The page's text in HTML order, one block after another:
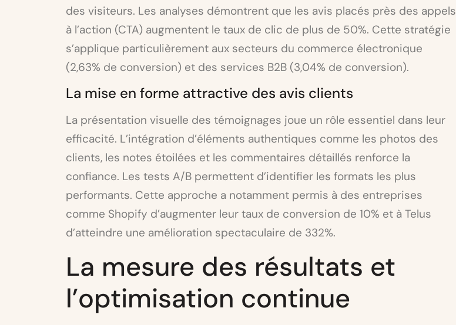
des visiteurs. Les analyses démontrent que les avis placés près des appels
à l’action (CTA) augmentent le taux de clic de plus de 50%. Cette stratégie
s’applique particulièrement aux secteurs du commerce électronique
(2,63% de conversion) et des services B2B (3,04% de conversion).
La mise en forme attractive des avis clients
La présentation visuelle des témoignages joue un rôle essentiel dans leur
efficacité. L’intégration d’éléments authentiques comme les photos des
clients, les notes étoilées et les commentaires détaillés renforce la
confiance. Les tests A/B permettent d’identifier les formats les plus
performants. Cette approche a notamment permis à des entreprises
comme Shopify d’augmenter leur taux de conversion de 10% et à Telus
d’atteindre une amélioration spectaculaire de 332%.
La mesure des résultats et
l’optimisation continue